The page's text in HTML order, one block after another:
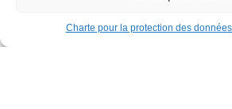
Charte pour la protection des